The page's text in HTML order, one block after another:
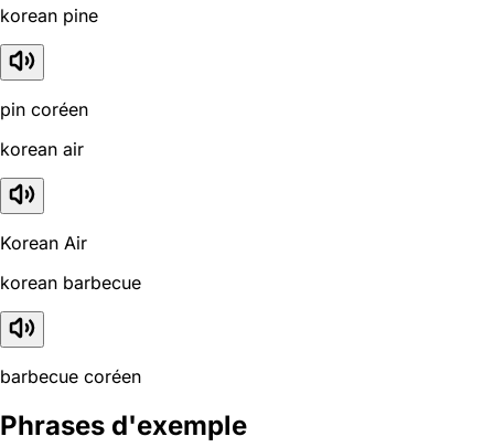
korean pine
pin coréen
korean air
Korean Air
korean barbecue
barbecue coréen
Phrases d'exemple